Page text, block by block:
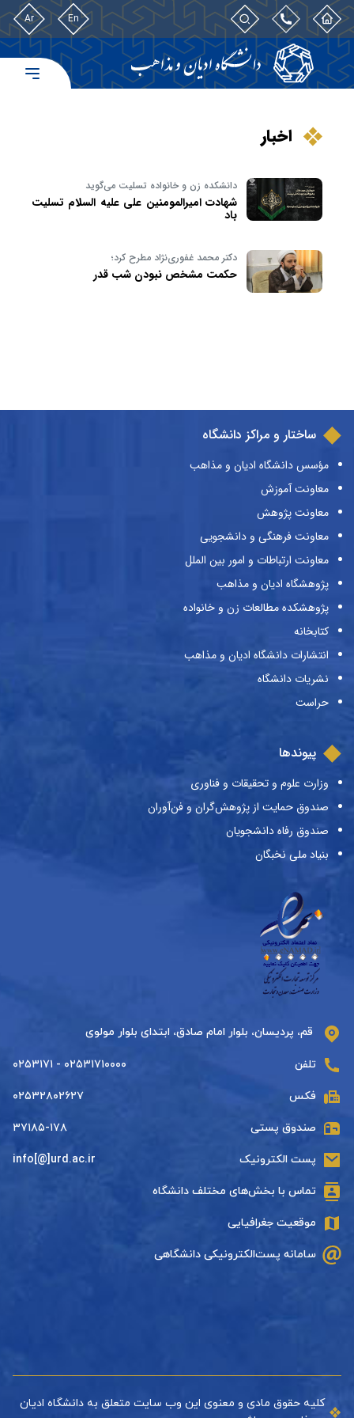
En
Ar
اخبار
دانشکده زن و خانواده تسلیت می‌گوید
شهادت امیرالمومنین علی علیه السلام تسلیت
باد
دکتر محمد غفوری‌نژاد مطرح کرد؛
حکمت مشخص نبودن شب قدر
ساختار و مراکز دانشگاه
مؤسس دانشگاه ادیان و مذاهب
معاونت آموزش
معاونت پژوهش
معاونت فرهنگی و دانشجویی
معاونت ارتباطات و امور بین الملل
پژوهشگاه ادیان و مذاهب
پژوهشکده مطالعات زن و خانواده
کتابخانه
انتشارات دانشگاه ادیان و مذاهب
نشریات دانشگاه
حراست
پیوندها
وزارت علوم و تحقیقات و فناوری
صندوق حمایت از پژوهش‌گران و فن‌آوران
صندوق رفاه دانشجویان
بنیاد ملی نخبگان
قم، پردیسان، بلوار امام صادق، ابتدای بلوار مولوی
تلفن ۰۲۵۳۱۷۱۰۰۰۰ - ۰۲۵۳۱۷۱
فکس ۰۲۵۳۲۸۰۲۶۲۷
صندوق پستی ۳۷۱۸۵-۱۷۸
پست الکترونیک info[@]urd.ac.ir
تماس با بخش‌های مختلف دانشگاه
موقعیت جغرافیایی
سامانه پست‌الکترونیکی دانشگاهی
کلیه حقوق مادی و معنوی این وب سایت متعلق به دانشگاه ادیان